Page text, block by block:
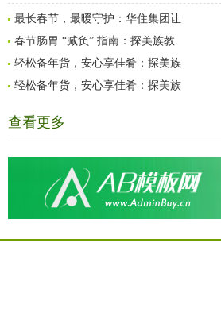
最长春节，最暖守护：华住集团让
春节肠胃 “减负” 指南：探美族教
轻松备年货，安心享佳肴：探美族
轻松备年货，安心享佳肴：探美族
查看更多